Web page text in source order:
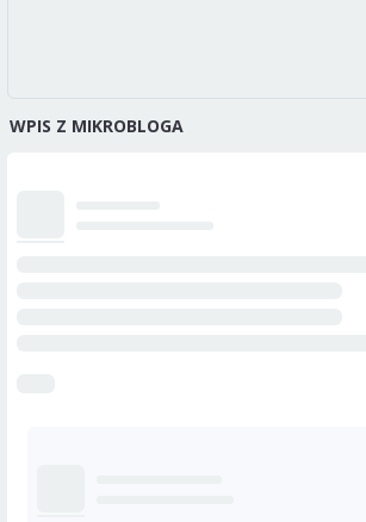
WPIS Z MIKROBLOGA